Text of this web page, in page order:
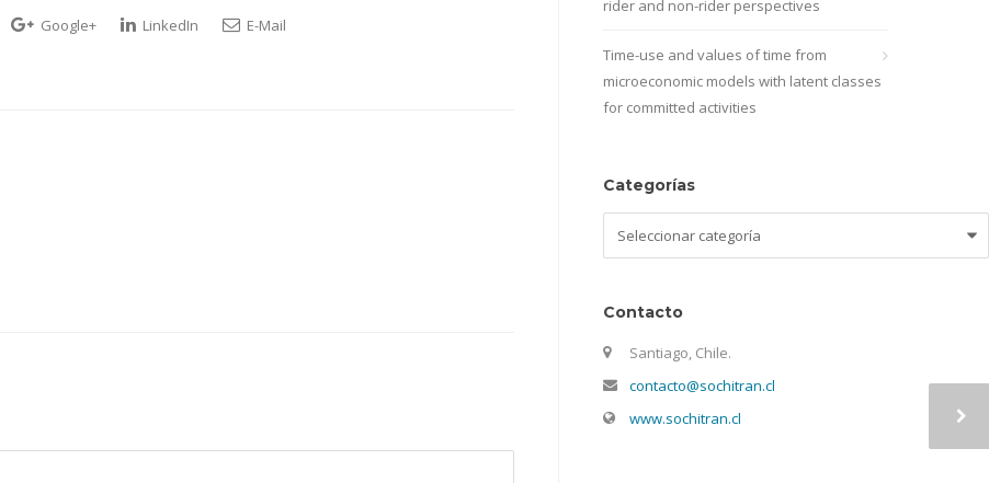
Google+ LinkedIn E-Mail
rider and non-rider perspectives
Time-use and values of time from
microeconomic models with latent classes
for committed activities
Categorías
Contacto
Santiago, Chile.
contacto@sochitran.cl
www.sochitran.cl